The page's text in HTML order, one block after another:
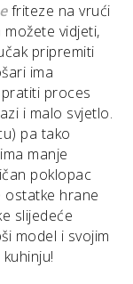
friteze na vrući
možete vidjeti,
pripremiti
ima
proces
i malo svjetlo.
pa tako
manje
poklopac
ostatke hrane
slijedeće
model i svojim